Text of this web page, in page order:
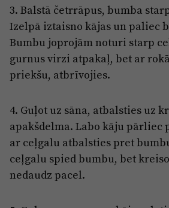
3. Balstā četrrāpus, bumba
Izelpā iztaisno kājas un paliec
Bumbu joprojām noturi starp
gurnus virzi atpakaļ, bet ar
priekšu, atbrīvojies.
4. Guļot uz sāna, atbalsties uz
apakšdelma. Labo kāju pārliec
ar ceļgalu atbalsties pret
ceļgalu spied bumbu, bet
nedaudz pacel.